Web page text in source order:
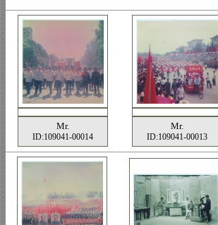
Mr.
ID:109041-00014
Mr.
ID:109041-00013